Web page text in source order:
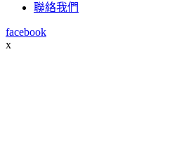
聯絡我們
facebook
x